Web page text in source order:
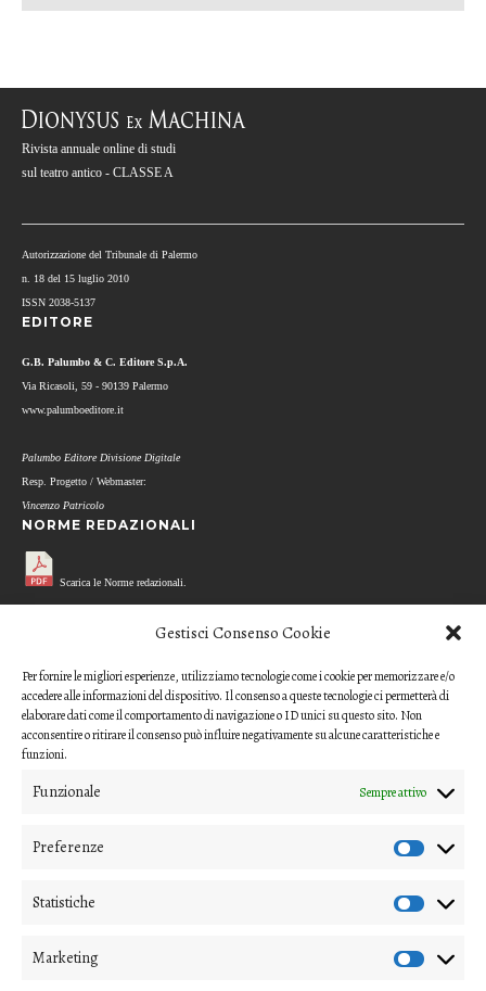
Gestisci Consenso Cookie
Per fornire le migliori esperienze, utilizziamo tecnologie come i cookie per memorizzare e/o
accedere alle informazioni del dispositivo. Il consenso a queste tecnologie ci permetterà di
elaborare dati come il comportamento di navigazione o ID unici su questo sito. Non
acconsentire o ritirare il consenso può influire negativamente su alcune caratteristiche e
funzioni.
Funzionale Sempre attivo
Preferenze
Statistiche
Marketing
Rivista annuale online di studi
sul teatro antico - CLASSE A
Autorizzazione del Tribunale di Palermo
n. 18 del 15 luglio 2010
ISSN 2038-5137
EDITORE
G.B. Palumbo & C. Editore S.p.A.
Via Ricasoli, 59 - 90139 Palermo
www.palumboeditore.it
Palumbo Editore Divisione Digitale
Resp. Progetto / Webmaster:
Vincenzo Patricolo
NORME REDAZIONALI
Scarica le Norme redazionali.
MODELLO REFEREE
Scarica il questionario di valutazione
(modello per i referee)
CODICE ETICO
COME INVIARE UN CONTRIBUTO
Gli articoli o i contributi da proporre devono essere inviati ai
(nipico47@gmail.com; angela.andrisano@unife.it)